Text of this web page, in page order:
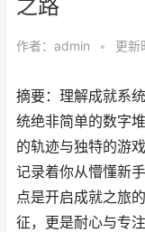
之路
作者： admin • 更
摘要：理解成就系
统绝非简单的数字
的轨迹与独特的游
记录着你从懵懂新
点是开启成就之旅
征，更是耐心与专